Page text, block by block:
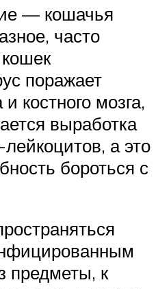
— кошачья
часто
поражает
костного мозга,
выработка
а это
бороться с
предметы, к